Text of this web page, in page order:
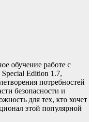
обучение работе с
Edition 1.7,
потребностей
безопасности и
для тех, кто хочет
этой популярной